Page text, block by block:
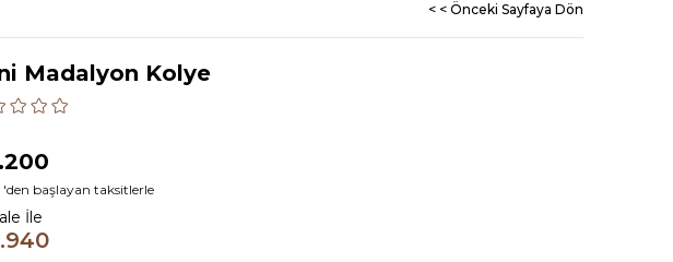
< < Önceki Sayfaya Dön
Madalyon Kolye
'den başlayan taksitlerle
İle